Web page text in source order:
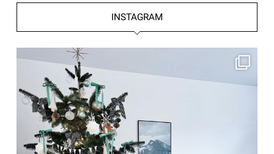
INSTAGRAM